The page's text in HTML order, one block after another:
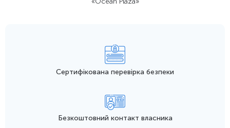
Сертифікована перевірка безпеки
Безкоштовний контакт власника